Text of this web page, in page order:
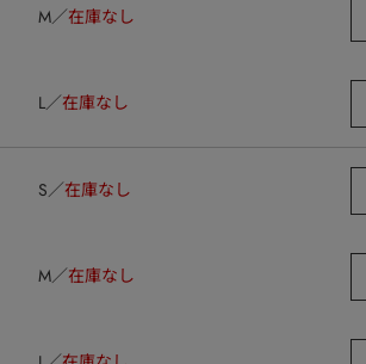
M 在庫なし
L 在庫なし
S 在庫なし
M 在庫なし